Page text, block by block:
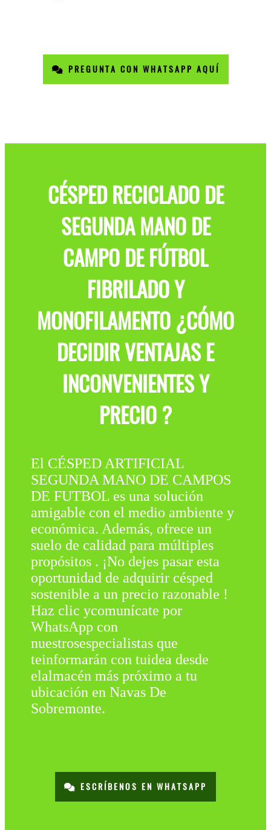
PREGUNTA CON WHATSAPP AQUÍ
CÉSPED RECICLADO DE
SEGUNDA MANO DE
CAMPO DE FÚTBOL
FIBRILADO Y
MONOFILAMENTO ¿CÓMO
DECIDIR VENTAJAS E
INCONVENIENTES Y
PRECIO ?
El CÉSPED ARTIFICIAL
SEGUNDA MANO DE CAMPOS
DE FUTBOL es una solución
amigable con el medio ambiente y
económica. Además, ofrece un
suelo de calidad para múltiples
propósitos . ¡No dejes pasar esta
oportunidad de adquirir césped
sostenible a un precio razonable !
Haz clic ycomunícate por
WhatsApp con
nuestrosespecialistas que
teinformarán con tuidea desde
elalmacén más próximo a tu
ubicación en Navas De
Sobremonte.
ESCRÍBENOS EN WHATSAPP